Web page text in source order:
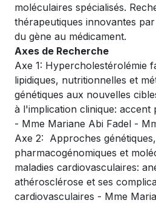
moléculaires spécialisés.
thérapeutiques innovantes
du gène au médicament.
Axes de Recherche
Axe 1: Hypercholestérolémie
lipidiques, nutritionnelles et
génétiques aux nouvelles
à l'implication clinique: accent
- Mme Mariane Abi Fadel -
Axe 2: Approches
pharmacogénomiques et
maladies cardiovasculaires:
athérosclérose et ses
cardiovasculaires - Mme